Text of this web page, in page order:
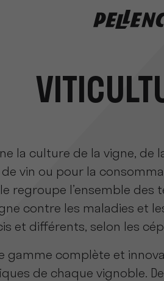
la culture de la vigne, de
vin ou pour la
regroupe l’ensemble
contre les maladies et
et différents, selon les
gamme complète et
de chaque vignoble.